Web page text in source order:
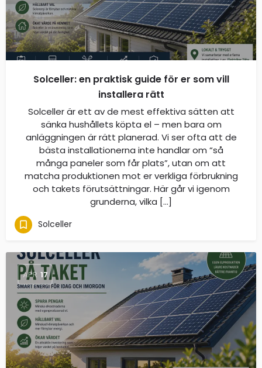
Solceller: en praktisk guide för er som vill
installera rätt
Solceller är ett av de mest effektiva sätten att
sänka hushållets köpta el – men bara om
anläggningen är rätt planerad. Vi ser ofta att de
bästa installationerna inte handlar om “så
många paneler som får plats”, utan om att
matcha produktionen mot er verkliga förbrukning
och takets förutsättningar. Här går vi igenom
grunderna, vilka […]
Solceller
APR 17